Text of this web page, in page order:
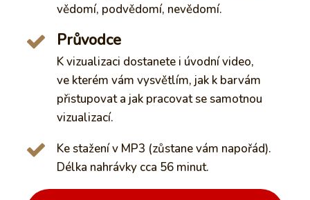
vědomí, podvědomí, nevědomí.
Průvodce
K vizualizaci dostanete i úvodní video,
ve kterém vám vysvětlím, jak k barvám
přistupovat a jak pracovat se samotnou
vizualizací.
Ke stažení v MP3 (zůstane vám napořád).
Délka nahrávky cca 56 minut.